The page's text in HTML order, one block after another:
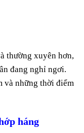
thường xuyên hơn,
đang nghỉ ngơi.
và những thời điểm
háng